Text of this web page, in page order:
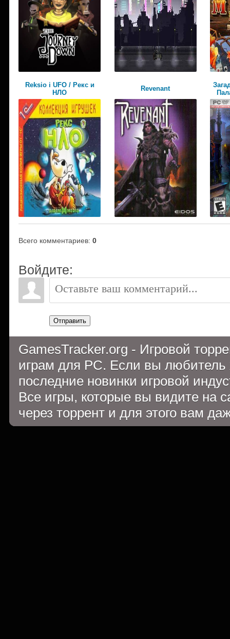
Reksio i UFO / Рекс и
НЛО
Revenant
Всего комментариев: 0
Войдите:
Отправить
GamesTracker.org - Игровой
играм для PC. Если вы
последние новинки игровой
Все игры, которые вы видите на
через торрент и для этого вам